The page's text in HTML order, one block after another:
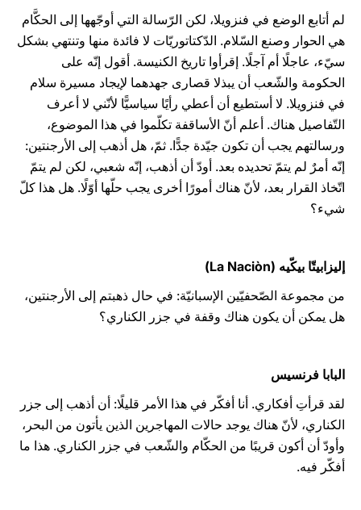
لم أتابع الوضع في فنزويلا، لكن الرّسالة التي أوجّهها إلى الحكَّام
هي الحوار وصنع السّلام. الدّكتاتوريّات لا فائدة منها وتنتهي بشكل
سيّء، عاجلًا أم آجلًا. إقرأوا تاريخ الكنيسة. أقول إنّه على
الحكومة والشّعب أن يبذلا قصارى جهدهما لإيجاد مسيرة سلام
في فنزويلا. لا أستطيع أن أعطي رأيًا سياسيًّا لأنّني لا أعرف
التّفاصيل هناك. أعلم أنّ الأساقفة تكلّموا في هذا الموضوع،
ورسالتهم يجب أن تكون جيّدة جدًّا. ثمّ، هل أذهب إلى الأرجنتين:
إنّه أمرٌ لم يتمّ تحديده بعد. أودّ أن أذهب، إنّه شعبي، لكن لم يتمّ
اتّخاذ القرار بعد، لأنّ هناك أمورًا أخرى يجب حلّها أوّلًا. هل هذا كلّ
شيء؟
إليزابيتّا بيكّيه (La Naciòn)
من مجموعة الصّحفيّين الإسبانيّة: في حال ذهبتم إلى الأرجنتين،
هل يمكن أن يكون هناك وقفة في جزر الكناري؟
البابا فرنسيس
لقد قرأتِ أفكاري. أنا أفكّر في هذا الأمر قليلًا: أن أذهب إلى جزر
الكناري، لأنّ هناك يوجد حالات المهاجرين الذين يأتون من البحر،
وأودّ أن أكون قريبًا من الحكّام والشّعب في جزر الكناري. هذا ما
أفكّر فيه.